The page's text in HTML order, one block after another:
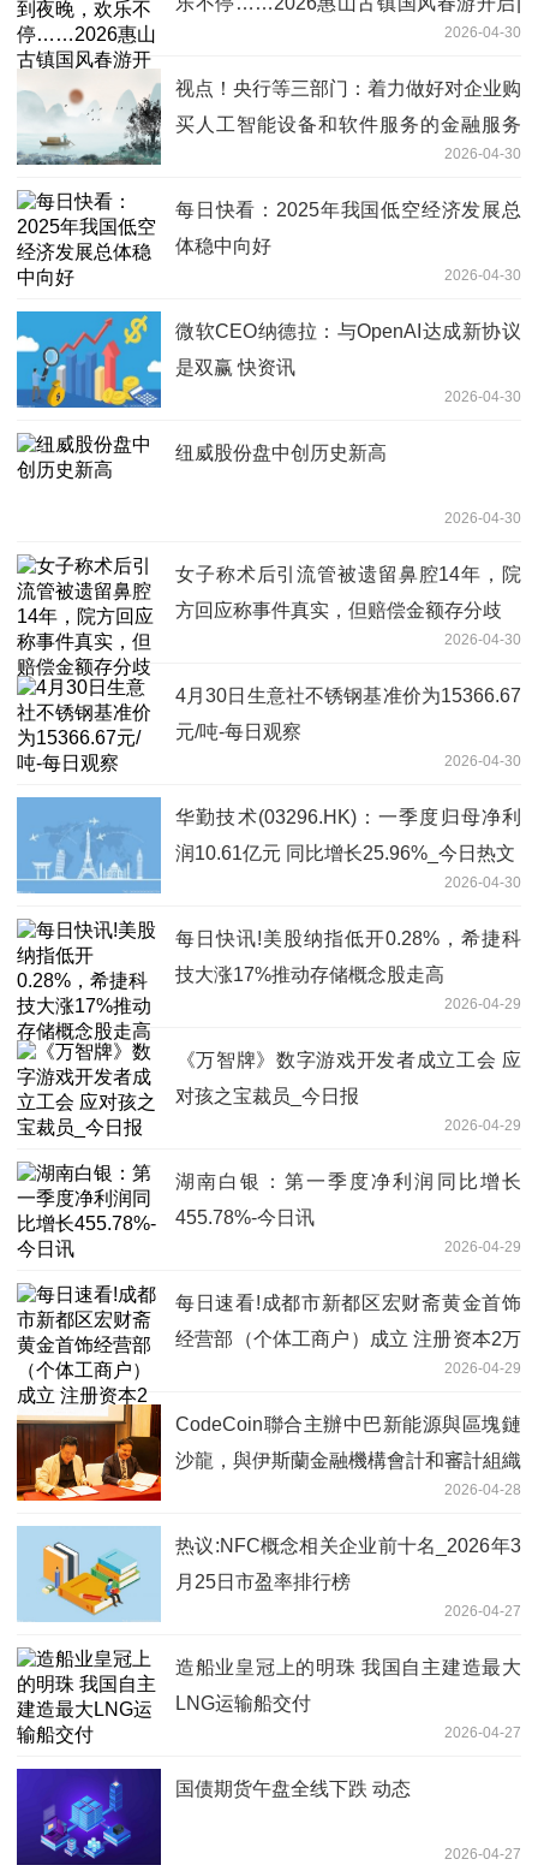
2026-04-30
视点！央行等三部门：着力做好对企业购
买人工智能设备和软件服务的金融服务
2026-04-30
每日快看：2025年我国低空经济发展总
体稳中向好
2026-04-30
微软CEO纳德拉：与OpenAI达成新协议
是双赢 快资讯
2026-04-30
纽威股份盘中创历史新高
2026-04-30
女子称术后引流管被遗留鼻腔14年，院
方回应称事件真实，但赔偿金额存分歧
2026-04-30
4月30日生意社不锈钢基准价为15366.67
元/吨-每日观察
2026-04-30
华勤技术(03296.HK)：一季度归母净利
润10.61亿元 同比增长25.96%_今日热文
2026-04-30
每日快讯!美股纳指低开0.28%，希捷科
技大涨17%推动存储概念股走高
2026-04-29
‌《万智牌》数字游戏开发者成立工会 应
对孩之宝裁员_今日报
2026-04-29
湖南白银：第一季度净利润同比增长
455.78%-今日讯
2026-04-29
每日速看!成都市新都区宏财斋黄金首饰
经营部（个体工商户）成立 注册资本2万
2026-04-29
CodeCoin聯合主辦中巴新能源與區塊鏈
沙龍，與伊斯蘭金融機構會計和審計組織
2026-04-28
热议:NFC概念相关企业前十名_2026年3
月25日市盈率排行榜
2026-04-27
造船业皇冠上的明珠 我国自主建造最大
LNG运输船交付
2026-04-27
国债期货午盘全线下跌 动态
2026-04-27